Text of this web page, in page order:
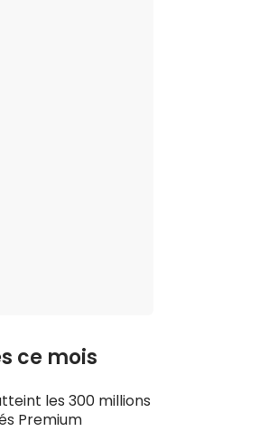
ce mois
les 300 millions
Premium